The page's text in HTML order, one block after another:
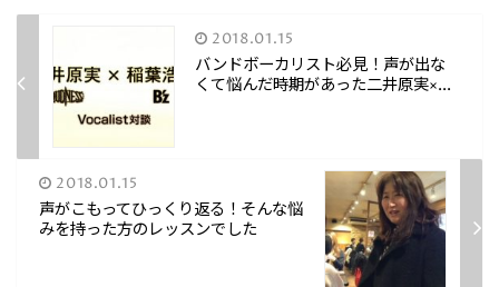
2018.01.15
バンドボーカリスト必見！声が出な
くて悩んだ時期があった二井原実×...
2018.01.15
声がこもってひっくり返る！そんな悩
みを持った方のレッスンでした